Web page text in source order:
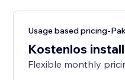
Usage based pricing-
Kostenlos
Flexible monthly